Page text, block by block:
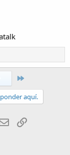
aquí.
Email